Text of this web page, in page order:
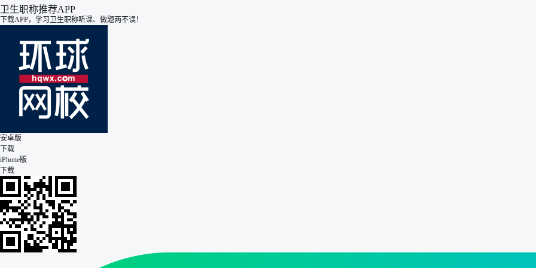
卫生职称推荐APP
下载APP，学习卫生职称听课、做题两不误！
安卓版
下载
iPhone版
下载